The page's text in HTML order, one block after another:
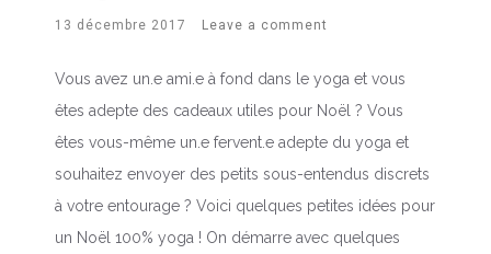
13 décembre 2017 Leave a comment
Vous avez un.e ami.e à fond dans le yoga et vous
êtes adepte des cadeaux utiles pour Noël ? Vous
êtes vous-même un.e fervent.e adepte du yoga et
souhaitez envoyer des petits sous-entendus discrets
à votre entourage ? Voici quelques petites idées pour
un Noël 100% yoga ! On démarre avec quelques